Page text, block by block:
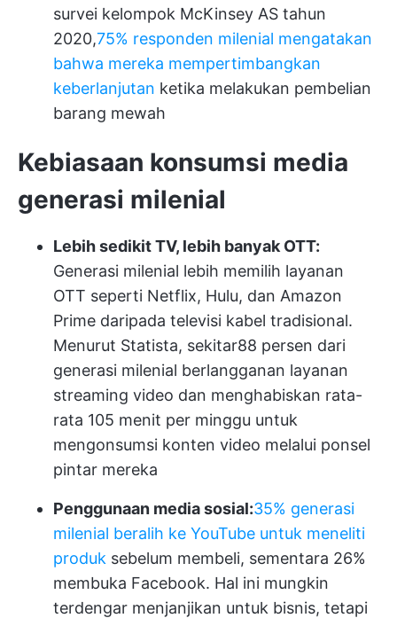
survei kelompok McKinsey AS tahun
2020,75% responden milenial mengatakan
bahwa mereka mempertimbangkan
keberlanjutan ketika melakukan pembelian
barang mewah
Kebiasaan konsumsi media
generasi milenial
Lebih sedikit TV, lebih banyak OTT:
Generasi milenial lebih memilih layanan
OTT seperti Netflix, Hulu, dan Amazon
Prime daripada televisi kabel tradisional.
Menurut Statista, sekitar88 persen dari
generasi milenial berlangganan layanan
streaming video dan menghabiskan rata-
rata 105 menit per minggu untuk
mengonsumsi konten video melalui ponsel
pintar mereka
Penggunaan media sosial:35% generasi
milenial beralih ke YouTube untuk meneliti
produk sebelum membeli, sementara 26%
membuka Facebook. Hal ini mungkin
terdengar menjanjikan untuk bisnis, tetapi